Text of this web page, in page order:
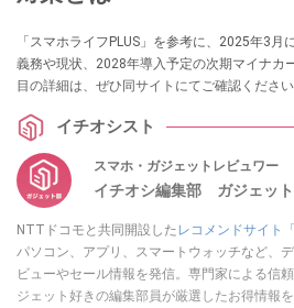
「スマホライフPLUS」を参考に、2025年3
義務や現状、2028年導入予定の次期マイナカ
目の詳細は、ぜひ同サイトにてご確認ください
イチオシスト
スマホ・ガジェットレビュワー
イチオシ編集部 ガジェッ
NTTドコモと共同開設した レコメンドサイト
パソコン、アプリ、スマートウォッチなど、
ビューやセール情報を発信。専門家による信
ジェット好きの編集部員が厳選したお得情報を